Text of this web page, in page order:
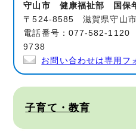
守山市 健康福祉部 国保
〒524-8585 滋賀県守山
電話番号：077-582-1120
9738
お問い合わせは専用フ
子育て・教育